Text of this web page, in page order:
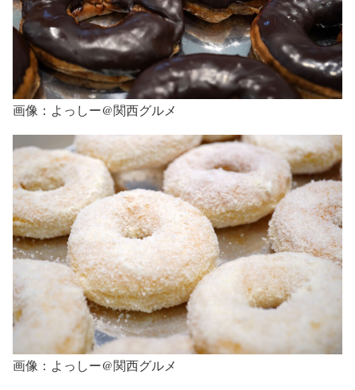
画像：よっしー@関西グルメ
画像：よっしー@関西グルメ